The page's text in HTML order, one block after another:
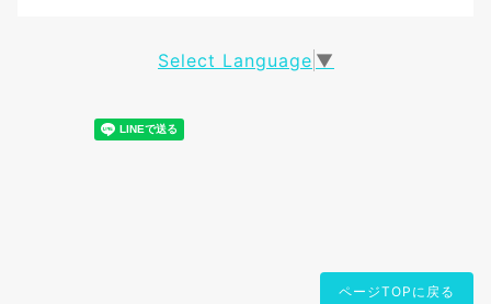
Select Language ▼
ページTOPに戻る